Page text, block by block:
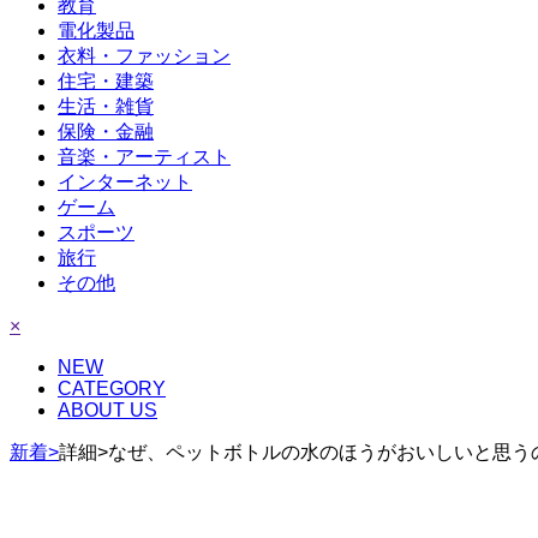
教育
電化製品
衣料・ファッション
住宅・建築
生活・雑貨
保険・金融
音楽・アーティスト
インターネット
ゲーム
スポーツ
旅行
その他
×
NEW
CATEGORY
ABOUT US
新着>詳細>なぜ、ペットボトルの水のほうがおいしいと思う